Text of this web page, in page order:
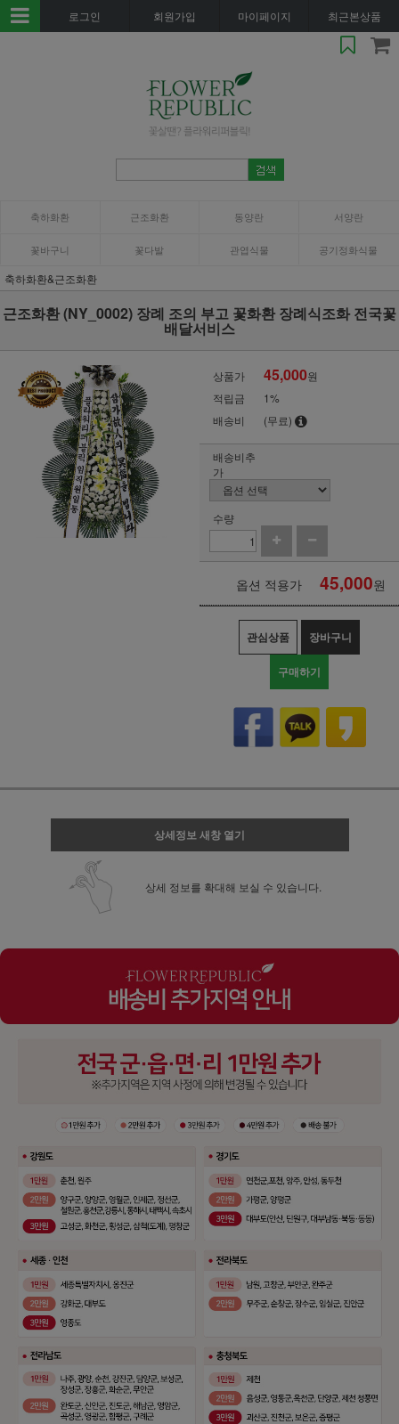
로그인 회원가입 마이페이지 최근본상품
축하화환 근조화환 동양란 서양란
꽃바구니 꽃다발 관엽식물 공기정화식물
축하화환&근조화환
근조화환 (NY_0002) 장례 조의 부고 꽃화환 장례식조화 전국꽃
배달서비스
상품가 45,000원
적립금
1%
배송비
(무료)
배송비추
가
수량
옵션 적용가 45,000원
관심상품 장바구니
구매하기
상세정보 새창 열기
상세 정보를 확대해 보실 수 있습니다.